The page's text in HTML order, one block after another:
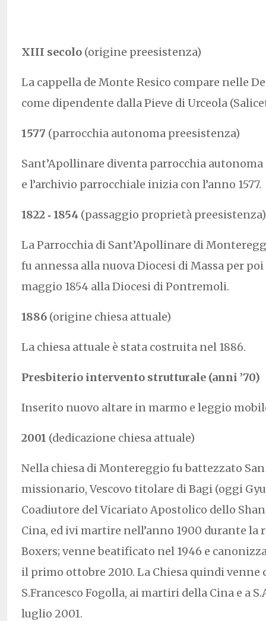
XIII secolo (origine preesistenza)
La cappella de Monte Resico compare nelle
come dipendente dalla Pieve di Urceola
1577 (parrocchia autonoma preesistenza)
Sant’Apollinare diventa parrocchia autonoma
e l’archivio parrocchiale inizia con l’anno 1577.
1822 ‐ 1854 (passaggio proprietà preesistenza)
La Parrocchia di Sant’Apollinare di
fu annessa alla nuova Diocesi di Massa per
maggio 1854 alla Diocesi di Pontremoli.
1886 (origine chiesa attuale)
La chiesa attuale è stata costruita nel 1886.
Presbiterio intervento strutturale (anni ’70)
Inserito nuovo altare in marmo e leggio
2001 (dedicazione chiesa attuale)
Nella chiesa di Montereggio fu battezzato San
missionario, Vescovo titolare di Bagi (oggi
Coadiutore del Vicariato Apostolico dello
Cina, ed ivi martire nell’anno 1900 durante la
Boxers; venne beatificato nel 1946 e
il primo ottobre 2010. La Chiesa quindi
S.Francesco Fogolla, ai martiri della Cina e a
luglio 2001.